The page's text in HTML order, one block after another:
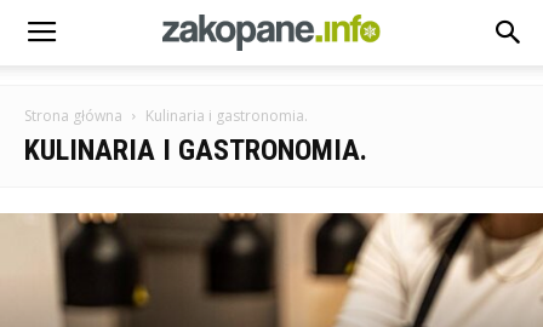
Strona główna Kulinaria i gastronomia.
KULINARIA I GASTRONOMIA.